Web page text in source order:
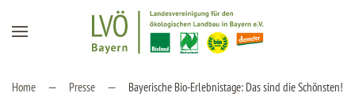
Zum Hauptinhalt springen
Home Presse Bayerische Bio-Erlebnistage: Das sind die Schönsten!